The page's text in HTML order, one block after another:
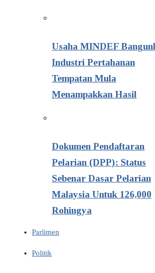
Usaha MINDEF
Industri Pertahanan
Tempatan Mula
Menampakkan Hasil
Dokumen Pendaftaran
Pelarian (DPP): Status
Sebenar Dasar Pelarian
Malaysia Untuk 126,000
Rohingya
Parlimen
Politik